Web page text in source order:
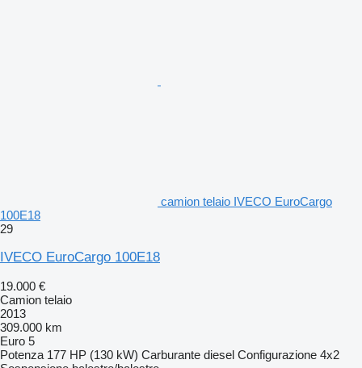
camion telaio IVECO EuroCargo
100E18
29
IVECO EuroCargo 100E18
19.000 €
Camion telaio
2013
309.000 km
Euro 5
Potenza 177 HP (130 kW) Carburante diesel Configurazione 4x2